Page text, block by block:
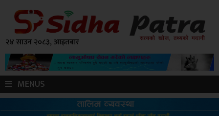
२४ साउन २०८३, आइतबार
MENUS